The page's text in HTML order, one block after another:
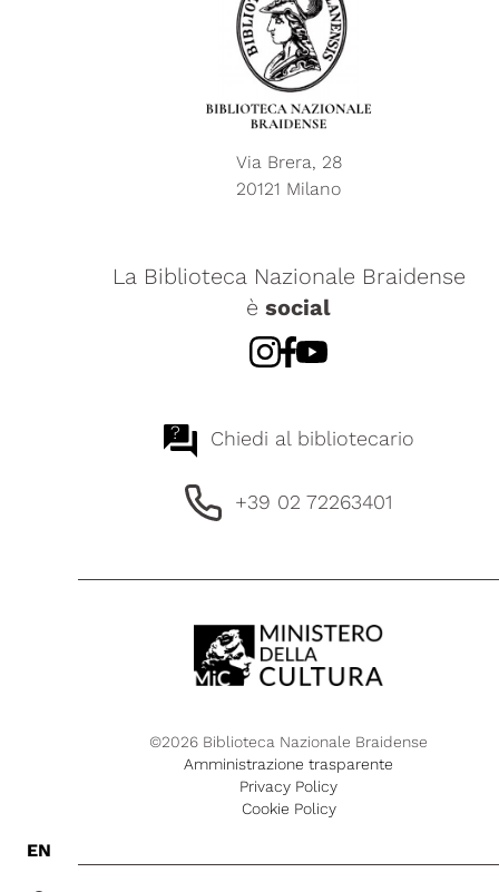
EN
Via Brera, 28
20121 Milano
La Biblioteca Nazionale Braidense
è social
? Chiedi al bibliotecario
+39 02 72263401
©2026 Biblioteca Nazionale Braidense
Amministrazione trasparente
Privacy Policy
Cookie Policy